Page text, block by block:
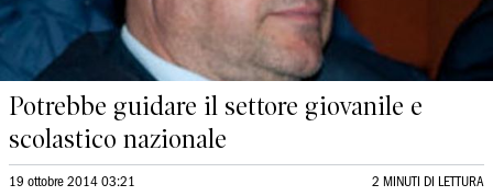
Potrebbe guidare il settore giovanile e
scolastico nazionale
19 ottobre 2014 03:21 2 MINUTI DI LETTURA